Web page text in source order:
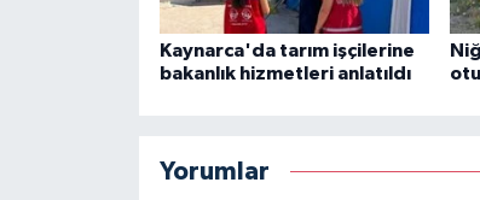
Kaynarca'da tarım işçilerine
bakanlık hizmetleri anlatıldı
Yorumlar